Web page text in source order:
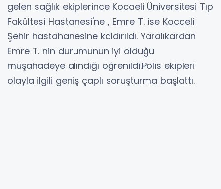
gelen sağlık ekiplerince Kocaeli Üniversitesi Tıp
Fakültesi Hastanesi'ne , Emre T. ise Kocaeli
Şehir hastahanesine kaldırıldı. Yaralıkardan
Emre T. nin durumunun iyi olduğu
müşahadeye alındığı öğrenildi.Polis ekipleri
olayla ilgili geniş çaplı soruşturma başlattı.